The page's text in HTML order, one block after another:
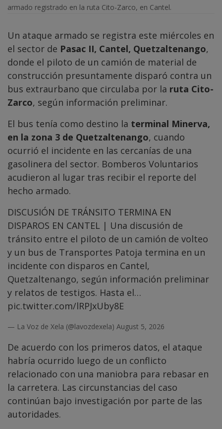
armado registrado en la ruta Cito-Zarco, en Cantel.
Un ataque armado se registra este miércoles en
el sector de Pasac II, Cantel, Quetzaltenango,
donde el piloto de un camión de material de
construcción presuntamente disparó contra un
bus extraurbano que circulaba por la ruta Cito-
Zarco, según información preliminar.
El bus tenía como destino la terminal Minerva,
en la zona 3 de Quetzaltenango, cuando
ocurrió el incidente en las cercanías de una
gasolinera del sector. Bomberos Voluntarios
acudieron al lugar tras recibir el reporte del
hecho armado.
DISCUSIÓN DE TRÁNSITO TERMINA EN
DISPAROS EN CANTEL | Una discusión de
tránsito entre el piloto de un camión de volteo
y un bus de Transportes Patoja termina en un
incidente con disparos en Cantel,
Quetzaltenango, según información preliminar
y relatos de testigos. Hasta el…
pic.twitter.com/lRPJxUby8E
— La Voz de Xela (@lavozdexela) August 5, 2026
De acuerdo con los primeros datos, el ataque
habría ocurrido luego de un conflicto
relacionado con una maniobra para rebasar en
la carretera. Las circunstancias del caso
continúan bajo investigación por parte de las
autoridades.